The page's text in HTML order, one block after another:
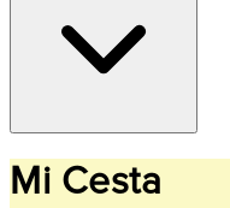
Mi Cesta